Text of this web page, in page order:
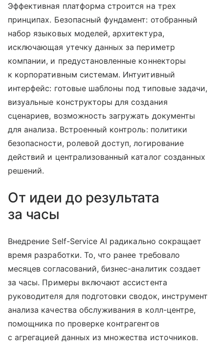
Эффективная платформа строится на трех
принципах. Безопасный фундамент: отобранный
набор языковых моделей, архитектура,
исключающая утечку данных за периметр
компании, и предустановленные коннекторы
к корпоративным системам. Интуитивный
интерфейс: готовые шаблоны под типовые задачи,
визуальные конструкторы для создания
сценариев, возможность загружать документы
для анализа. Встроенный контроль: политики
безопасности, ролевой доступ, логирование
действий и централизованный каталог созданных
решений.
От идеи до результата
за часы
Внедрение Self-Service AI радикально сокращает
время разработки. То, что ранее требовало
месяцев согласований, бизнес-аналитик создает
за часы. Примеры включают ассистента
руководителя для подготовки сводок, инструмент
анализа качества обслуживания в колл-центре,
помощника по проверке контрагентов
с агрегацией данных из множества источников.